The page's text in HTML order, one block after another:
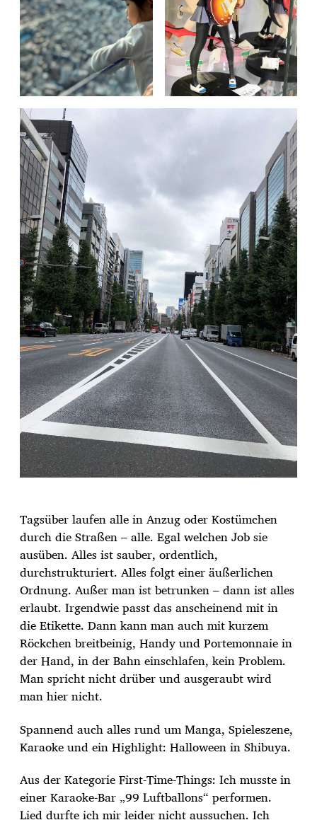
Tagsüber laufen alle in Anzug oder Kostümchen
durch die Straßen – alle. Egal welchen Job sie
ausüben. Alles ist sauber, ordentlich,
durchstrukturiert. Alles folgt einer äußerlichen
Ordnung. Außer man ist betrunken – dann ist alles
erlaubt. Irgendwie passt das anscheinend mit in
die Etikette. Dann kann man auch mit kurzem
Röckchen breitbeinig, Handy und Portemonnaie in
der Hand, in der Bahn einschlafen, kein Problem.
Man spricht nicht drüber und ausgeraubt wird
man hier nicht.
Spannend auch alles rund um Manga, Spieleszene,
Karaoke und ein Highlight: Halloween in Shibuya.
Aus der Kategorie First-Time-Things: Ich musste in
einer Karaoke-Bar „99 Luftballons“ performen.
Lied durfte ich mir leider nicht aussuchen. Ich